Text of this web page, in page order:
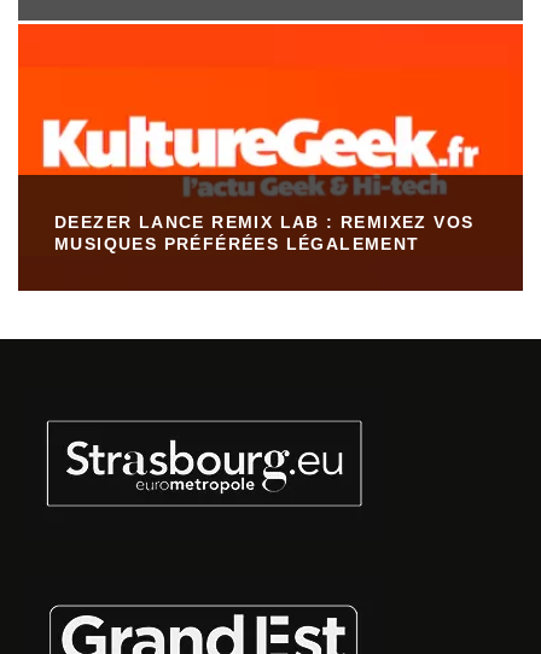
DEEZER LANCE REMIX LAB : REMIXEZ VOS
MUSIQUES PRÉFÉRÉES LÉGALEMENT